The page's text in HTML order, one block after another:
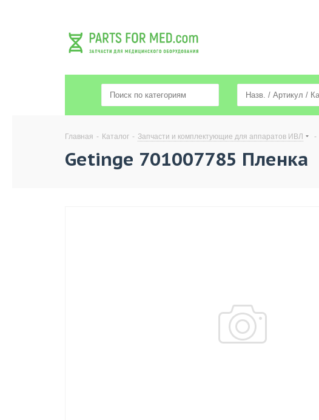
Главная - Каталог - Запчасти и комплектующие для аппаратов ИВЛ -
Getinge 701007785 Пленка